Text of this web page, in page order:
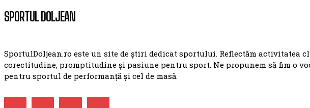
SPORTUL DOLJEAN
SportulDoljean.ro este un site de știri dedicat sportului. Reflectăm
corectitudine, promptitudine și pasiune pentru sport. Ne propunem să fim o
pentru sportul de performanță și cel de masă.